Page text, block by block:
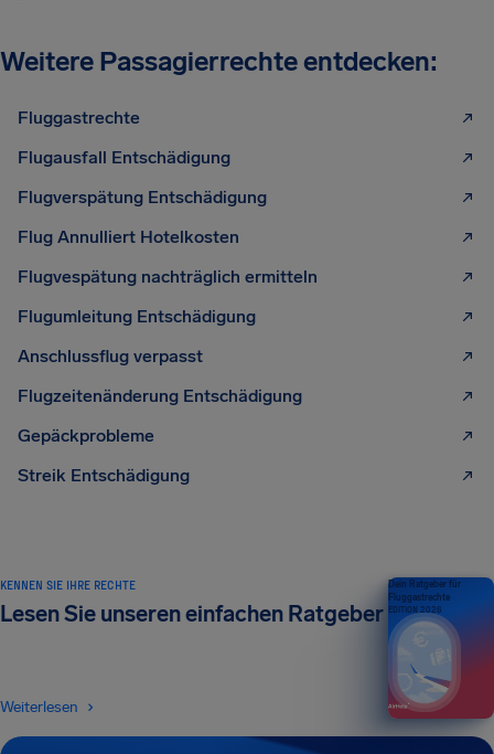
Weitere Passagierrechte entdecken:
Fluggastrechte
Flugausfall Entschädigung
Flugverspätung Entschädigung
Flug Annulliert Hotelkosten
Flugvespätung nachträglich ermitteln
Flugumleitung Entschädigung
Anschlussflug verpasst
Flugzeitenänderung Entschädigung
Gepäckprobleme
Streik Entschädigung
KENNEN SIE IHRE RECHTE
Lesen Sie unseren einfachen Ratgeber
Weiterlesen
Dein Ratgeber für
Fluggastrechte
EDITION 2026